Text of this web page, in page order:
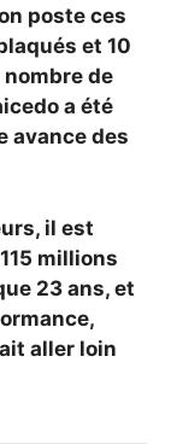
poste ces
et 10
de
a été
avance des
il est
millions
23 ans, et
aller loin